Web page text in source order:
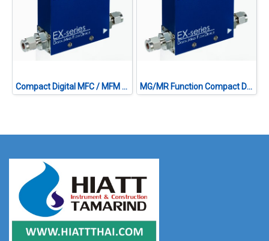
Compact Digital MFC / MFM MODEL EX-250S SERIES MG/MR Function Compact Digital MFC MODEL EX-201S SERIES